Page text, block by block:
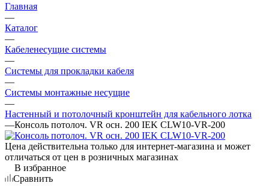
Главная
—
Каталог
—
Кабеленесущие системы
—
Системы для прокладки кабеля
—
Системы монтажные несущие
—
Настенный и потолочный кронштейн для кабельного лотка
—Консоль потолоч. VR осн. 200 IEK CLW10-VR-200
Цена действительна только для интернет-магазина и может
отличаться от цен в розничных магазинах
В избранное
Сравнить